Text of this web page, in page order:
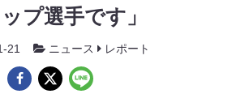
プ選手です」
21 ニュース レポート